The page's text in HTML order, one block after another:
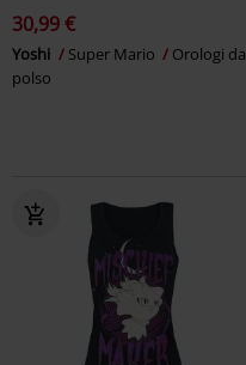
30,99 €
Yoshi Super Mario
Orologi da
polso